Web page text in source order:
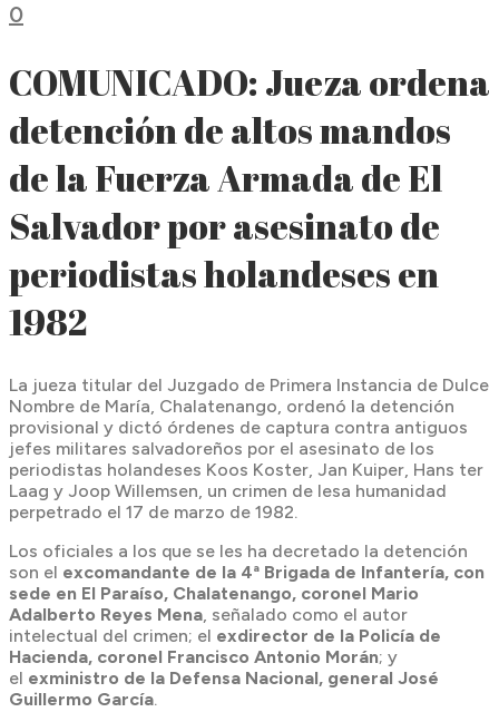
0
COMUNICADO: Jueza ordena
detención de altos mandos
de la Fuerza Armada de El
Salvador por asesinato de
periodistas holandeses en
1982
La jueza titular del Juzgado de Primera Instancia de Dulce
Nombre de María, Chalatenango, ordenó la detención
provisional y dictó órdenes de captura contra antiguos
jefes militares salvadoreños por el asesinato de los
periodistas holandeses Koos Koster, Jan Kuiper, Hans ter
Laag y Joop Willemsen, un crimen de lesa humanidad
perpetrado el 17 de marzo de 1982.
Los oficiales a los que se les ha decretado la detención
son el excomandante de la 4ª Brigada de Infantería, con
sede en El Paraíso, Chalatenango, coronel Mario
Adalberto Reyes Mena, señalado como el autor
intelectual del crimen; el exdirector de la Policía de
Hacienda, coronel Francisco Antonio Morán; y
el exministro de la Defensa Nacional, general José
Guillermo García.